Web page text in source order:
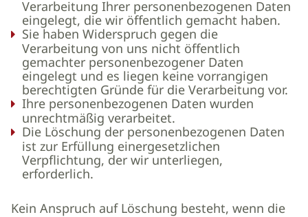
Verarbeitung Ihrer personenbezogenen Daten
eingelegt, die wir öffentlich gemacht haben.
Sie haben Widerspruch gegen die
Verarbeitung von uns nicht öffentlich
gemachter personenbezogener Daten
eingelegt und es liegen keine vorrangigen
berechtigten Gründe für die Verarbeitung vor.
Ihre personenbezogenen Daten wurden
unrechtmäßig verarbeitet.
Die Löschung der personenbezogenen Daten
ist zur Erfüllung einergesetzlichen
Verpflichtung, der wir unterliegen,
erforderlich.
Kein Anspruch auf Löschung besteht, wenn die